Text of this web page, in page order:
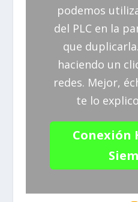
podemos
del PLC en la
que
haciendo un
redes. Mejor,
te lo
Conexión